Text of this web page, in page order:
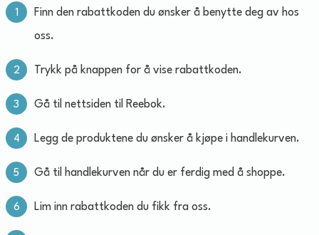
Finn den rabattkoden du ønsker å benytte deg av hos
oss.
Trykk på knappen for å vise rabattkoden.
Gå til nettsiden til Reebok.
Legg de produktene du ønsker å kjøpe i handlekurven.
Gå til handlekurven når du er ferdig med å shoppe.
Lim inn rabattkoden du fikk fra oss.